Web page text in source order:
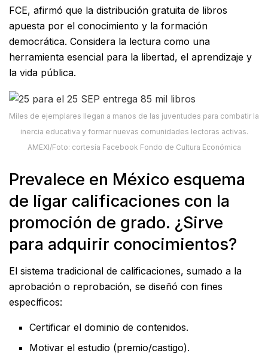
FCE, afirmó que la distribución gratuita de libros
apuesta por el conocimiento y la formación
democrática. Considera la lectura como una
herramienta esencial para la libertad, el aprendizaje y
la vida pública.
Miles de ejemplares llegan a manos de las juventudes para combatir la
inercia educativa y formar nuevas comunidades lectoras activas.
AMEXI/Foto: cortesía Facebook Fondo de Cultura Económica
Prevalece en México esquema
de ligar calificaciones con la
promoción de grado. ¿Sirve
para adquirir conocimientos?
El sistema tradicional de calificaciones, sumado a la
aprobación o reprobación, se diseñó con fines
específicos:
Certificar el dominio de contenidos.
Motivar el estudio (premio/castigo).